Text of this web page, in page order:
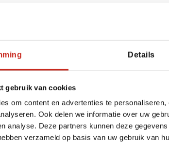
Details
gebruik van cookies
om content en advertenties te
Ook delen we informatie over uw
analyse. Deze partners kunnen deze
verzameld op basis van uw gebruik van
en 2 eetlepels kokosmelk in een
olie in een ruime pan en voeg de
de overige specerijen toe en giet
aan de kook en laat dit voor ongeveer
Zodra de meeste vloeistof is verdampt
de taraminde erdoor. Serveer met witte